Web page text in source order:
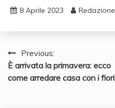
8 Aprile 2023 Redazione
Navigazione
articoli
Previous:
È arrivata la primavera: ecco
come arredare casa con i fiori